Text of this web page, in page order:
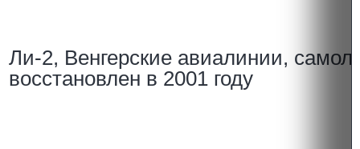
Ли-2, Венгерские авиалинии,
восстановлен в 2001 году